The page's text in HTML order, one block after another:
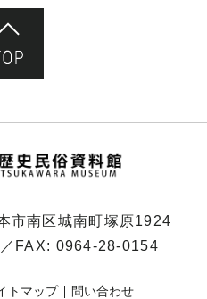
市南区城南町塚原1924
／FAX: 0964-28-0154
トマップ 問い合わせ